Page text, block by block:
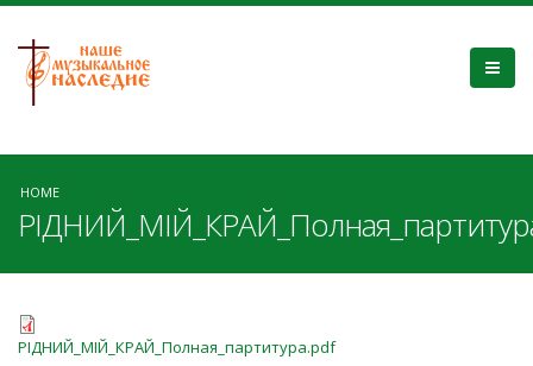
HOME
РІДНИЙ_МІЙ_КРАЙ_Полная_партитура.pdf